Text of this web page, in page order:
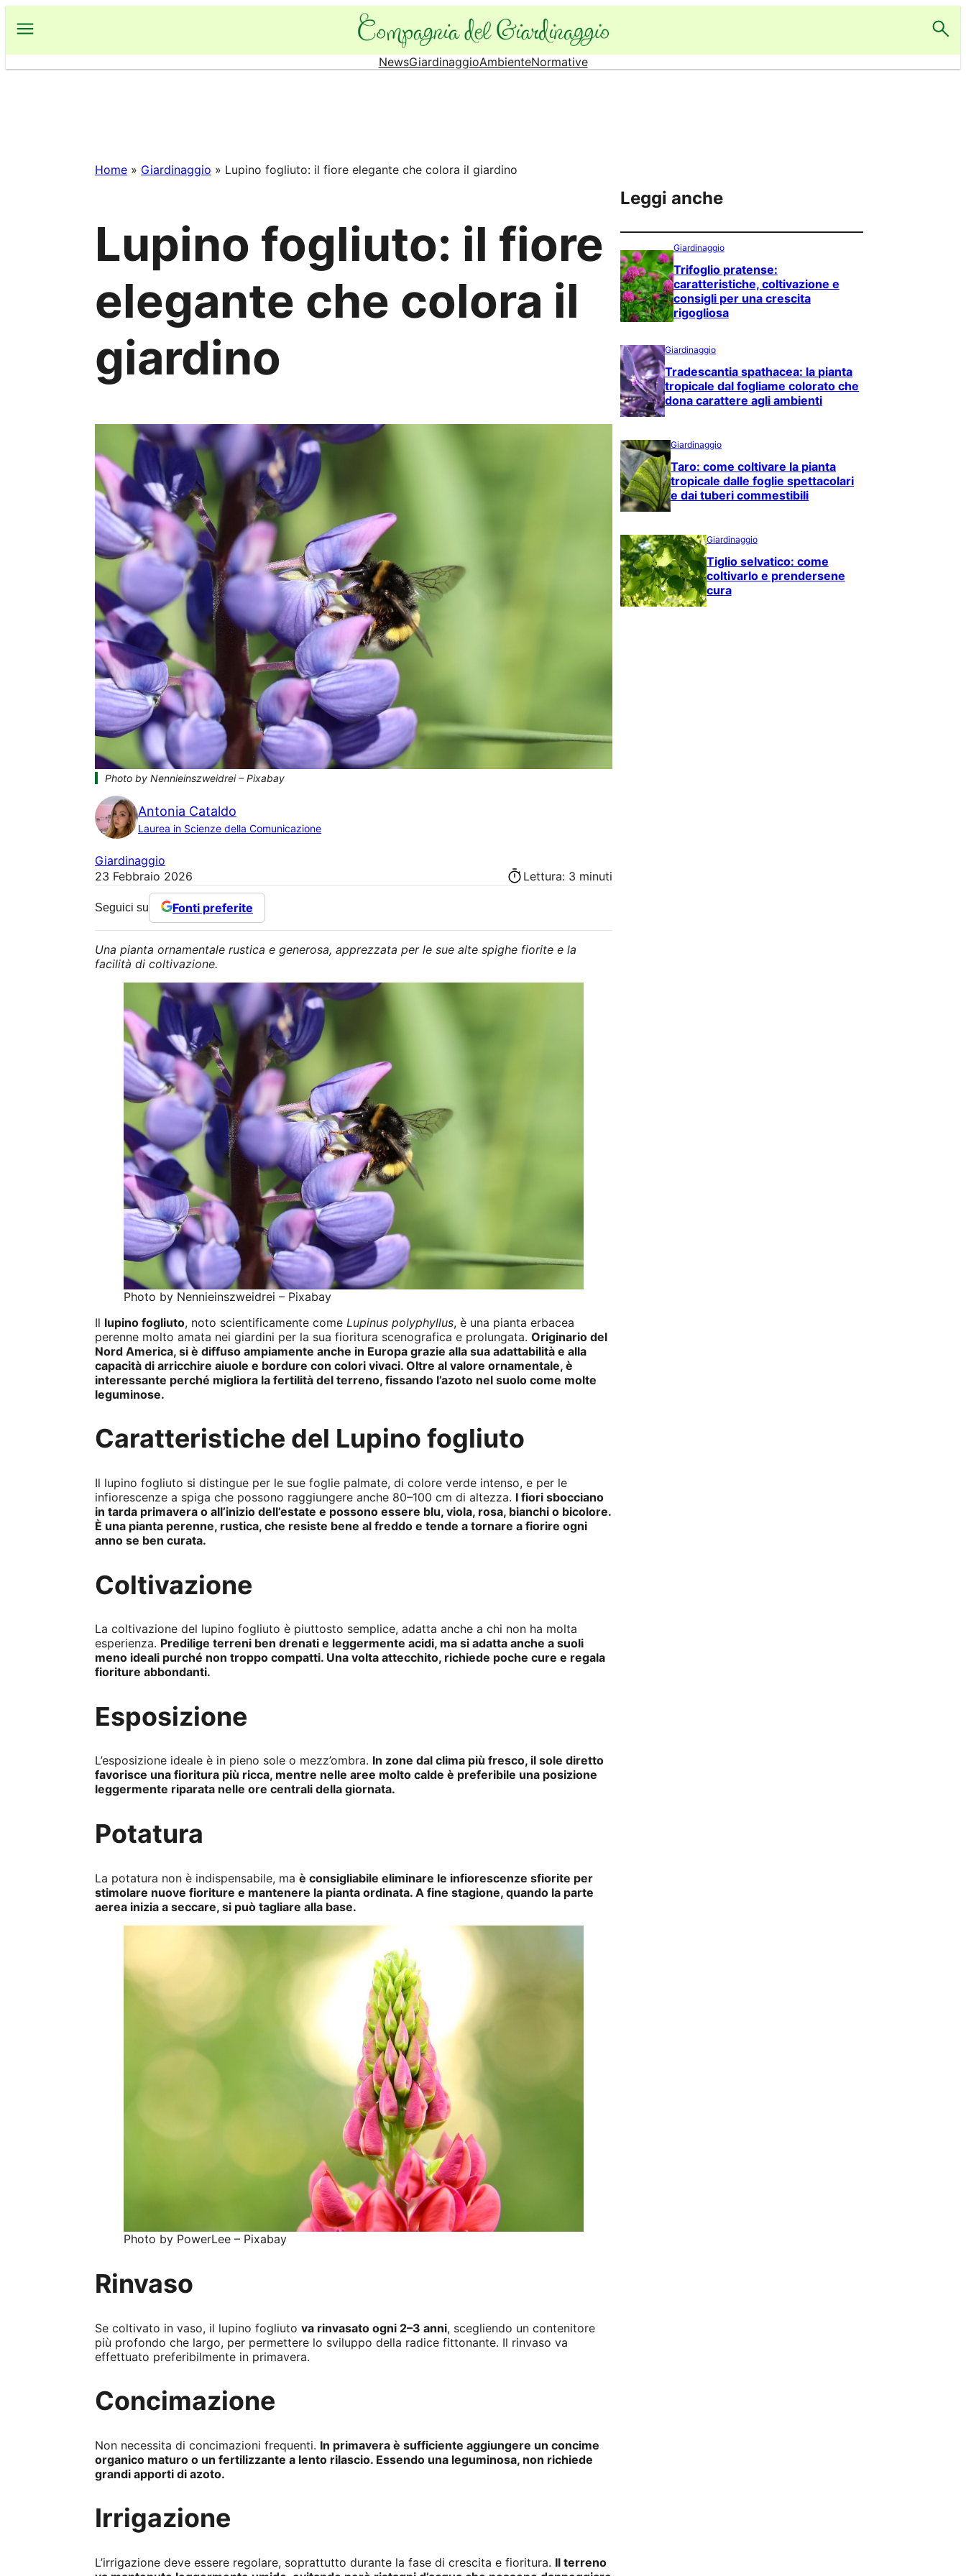
NewsGiardinaggioAmbienteNormative
Home » Giardinaggio » Lupino fogliuto: il fiore elegante che colora il giardino
Lupino fogliuto: il fiore
elegante che colora il
giardino
Photo by Nennieinszweidrei – Pixabay
Antonia Cataldo
Laurea in Scienze della Comunicazione
Giardinaggio
23 Febbraio 2026
Lettura: 3 minuti
Seguici su Fonti preferite
Una pianta ornamentale rustica e generosa, apprezzata per le sue alte spighe fiorite e la
facilità di coltivazione.
Photo by Nennieinszweidrei – Pixabay
Il lupino fogliuto, noto scientificamente come Lupinus polyphyllus, è una pianta erbacea
perenne molto amata nei giardini per la sua fioritura scenografica e prolungata. Originario del
Nord America, si è diffuso ampiamente anche in Europa grazie alla sua adattabilità e alla
capacità di arricchire aiuole e bordure con colori vivaci. Oltre al valore ornamentale, è
interessante perché migliora la fertilità del terreno, fissando l’azoto nel suolo come molte
leguminose.
Caratteristiche del Lupino fogliuto
Il lupino fogliuto si distingue per le sue foglie palmate, di colore verde intenso, e per le
infiorescenze a spiga che possono raggiungere anche 80–100 cm di altezza. I fiori sbocciano
in tarda primavera o all’inizio dell’estate e possono essere blu, viola, rosa, bianchi o bicolore.
È una pianta perenne, rustica, che resiste bene al freddo e tende a tornare a fiorire ogni
anno se ben curata.
Coltivazione
La coltivazione del lupino fogliuto è piuttosto semplice, adatta anche a chi non ha molta
esperienza. Predilige terreni ben drenati e leggermente acidi, ma si adatta anche a suoli
meno ideali purché non troppo compatti. Una volta attecchito, richiede poche cure e regala
fioriture abbondanti.
Esposizione
L’esposizione ideale è in pieno sole o mezz’ombra. In zone dal clima più fresco, il sole diretto
favorisce una fioritura più ricca, mentre nelle aree molto calde è preferibile una posizione
leggermente riparata nelle ore centrali della giornata.
Potatura
La potatura non è indispensabile, ma è consigliabile eliminare le infiorescenze sfiorite per
stimolare nuove fioriture e mantenere la pianta ordinata. A fine stagione, quando la parte
aerea inizia a seccare, si può tagliare alla base.
Photo by PowerLee – Pixabay
Rinvaso
Se coltivato in vaso, il lupino fogliuto va rinvasato ogni 2–3 anni, scegliendo un contenitore
più profondo che largo, per permettere lo sviluppo della radice fittonante. Il rinvaso va
effettuato preferibilmente in primavera.
Concimazione
Non necessita di concimazioni frequenti. In primavera è sufficiente aggiungere un concime
organico maturo o un fertilizzante a lento rilascio. Essendo una leguminosa, non richiede
grandi apporti di azoto.
Irrigazione
L’irrigazione deve essere regolare, soprattutto durante la fase di crescita e fioritura. Il terreno
Leggi anche
Giardinaggio
Trifoglio pratense:
caratteristiche, coltivazione e
consigli per una crescita
rigogliosa
Giardinaggio
Tradescantia spathacea: la pianta
tropicale dal fogliame colorato che
dona carattere agli ambienti
Giardinaggio
Taro: come coltivare la pianta
tropicale dalle foglie spettacolari
e dai tuberi commestibili
Giardinaggio
Tiglio selvatico: come
coltivarlo e prendersene
cura